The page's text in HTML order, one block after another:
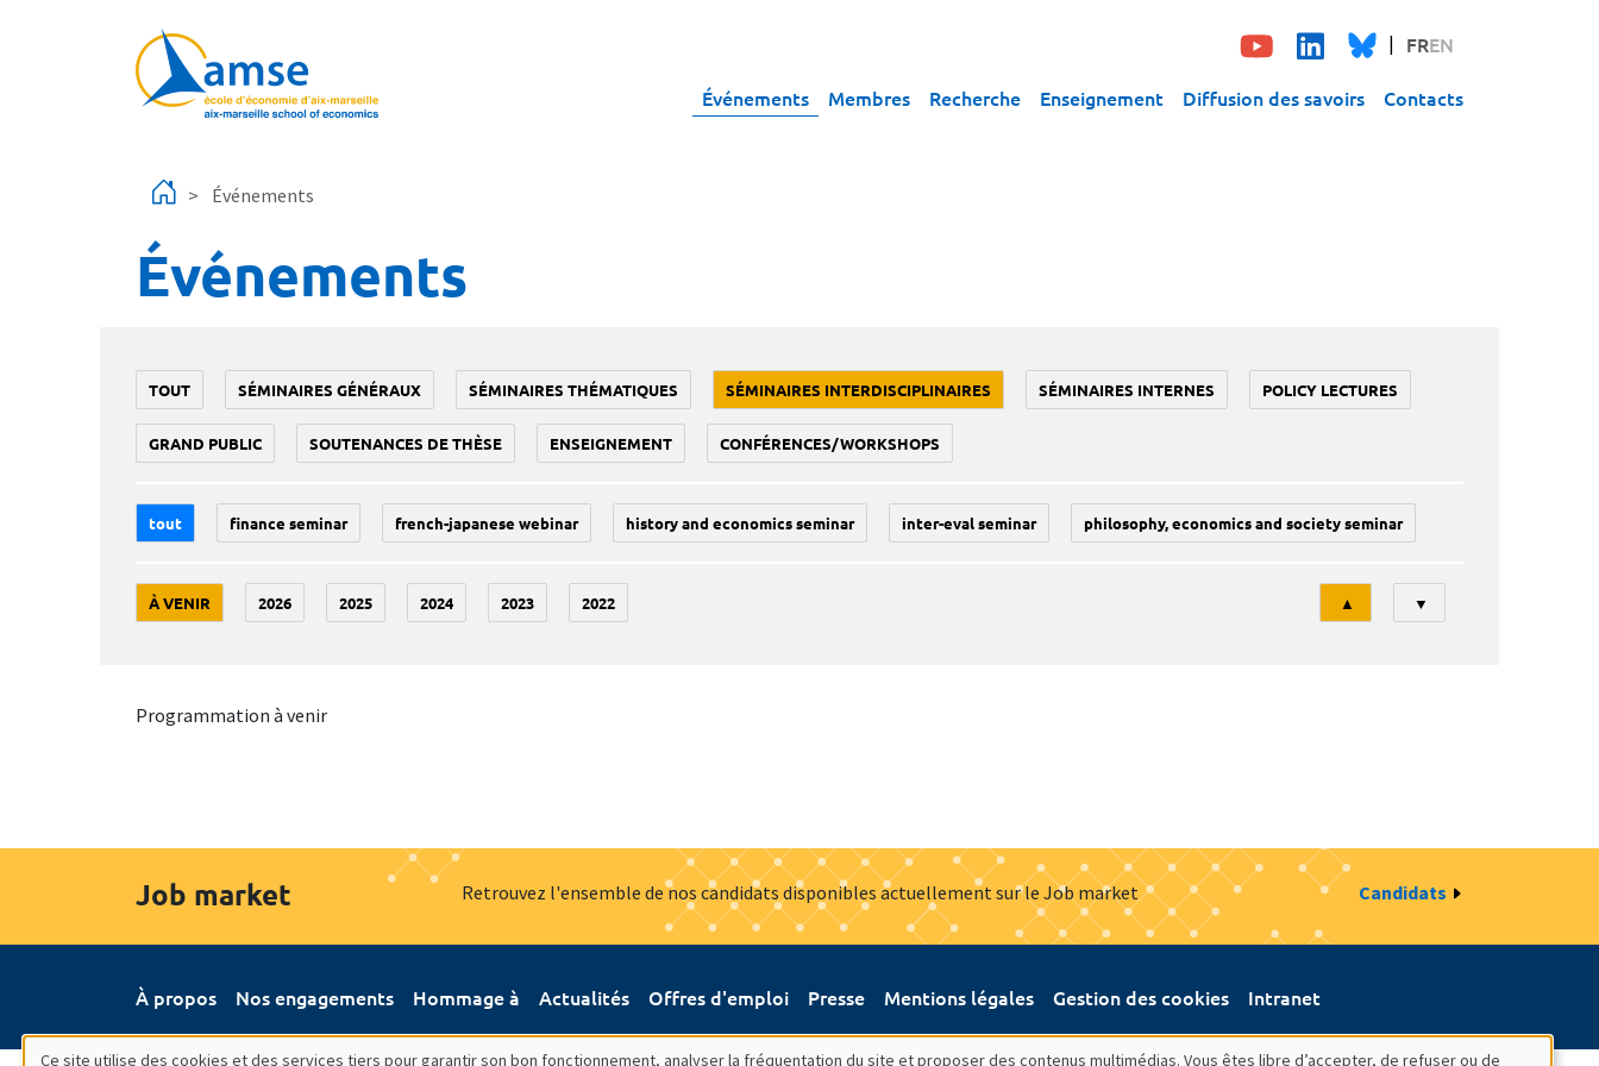
FREN
Événements Membres Recherche Enseignement Diffusion des savoirs Contacts
Événements
Événements
TOUT SÉMINAIRES GÉNÉRAUX SÉMINAIRES THÉMATIQUES SÉMINAIRES INTERDISCIPLINAIRES SÉMINAIRES INTERNES POLICY LECTURES
GRAND PUBLIC SOUTENANCES DE THÈSE ENSEIGNEMENT CONFÉRENCES/WORKSHOPS
tout finance seminar french-japanese webinar history and economics seminar inter-eval seminar philosophy, economics and society seminar
À VENIR 2026 2025 2024 2023 2022
Tri
▲ ▼
Programmation à venir
Job market Retrouvez l'ensemble de nos candidats disponibles actuellement sur le Job market Candidats
À propos Nos engagements Hommage à Actualités Offres d'emploi Presse Mentions légales Gestion des cookies Intranet
Ce site utilise des cookies et des services tiers pour garantir son bon fonctionnement, analyser la fréquentation du site et proposer des contenus multimédias. Vous êtes libre d’accepter, de refuser ou de